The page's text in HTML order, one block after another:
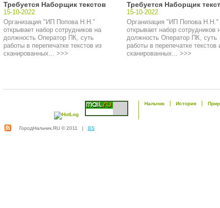
Требуется Наборщик текстов
15-10-2022
Организация "ИП Попова Н.Н."
открывает набор сотрудников на
должность Оператор ПК, суть
работы в перепечатке текстов из
сканированных... >>>
Требуется Наборщик
15-10-2022
Организация "ИП Попова Н.Н."
открывает набор сотрудников
должность Оператор ПК, суть
работы в перепечатке текстов
сканированных... >>>
Нальчик История
ГородНальчик.RU © 2011 | BS